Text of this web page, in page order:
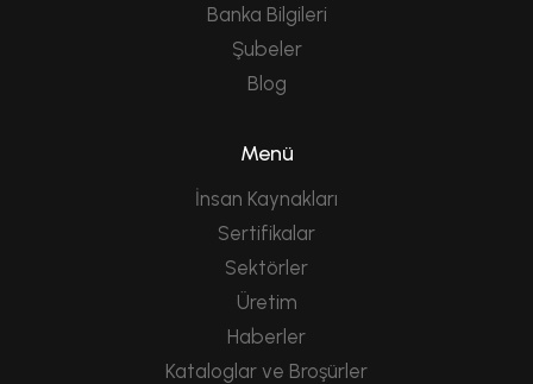
Banka Bilgileri
Şubeler
Blog
Menü
İnsan Kaynakları
Sertifikalar
Sektörler
Üretim
Haberler
Kataloglar ve Broşürler